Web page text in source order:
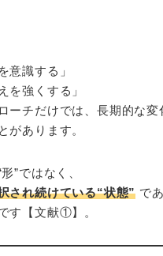
意識する」
を強くする」
ーチだけでは、長期的な変
があります。
”ではなく、
され続けている“状態” で
す【文献①】。